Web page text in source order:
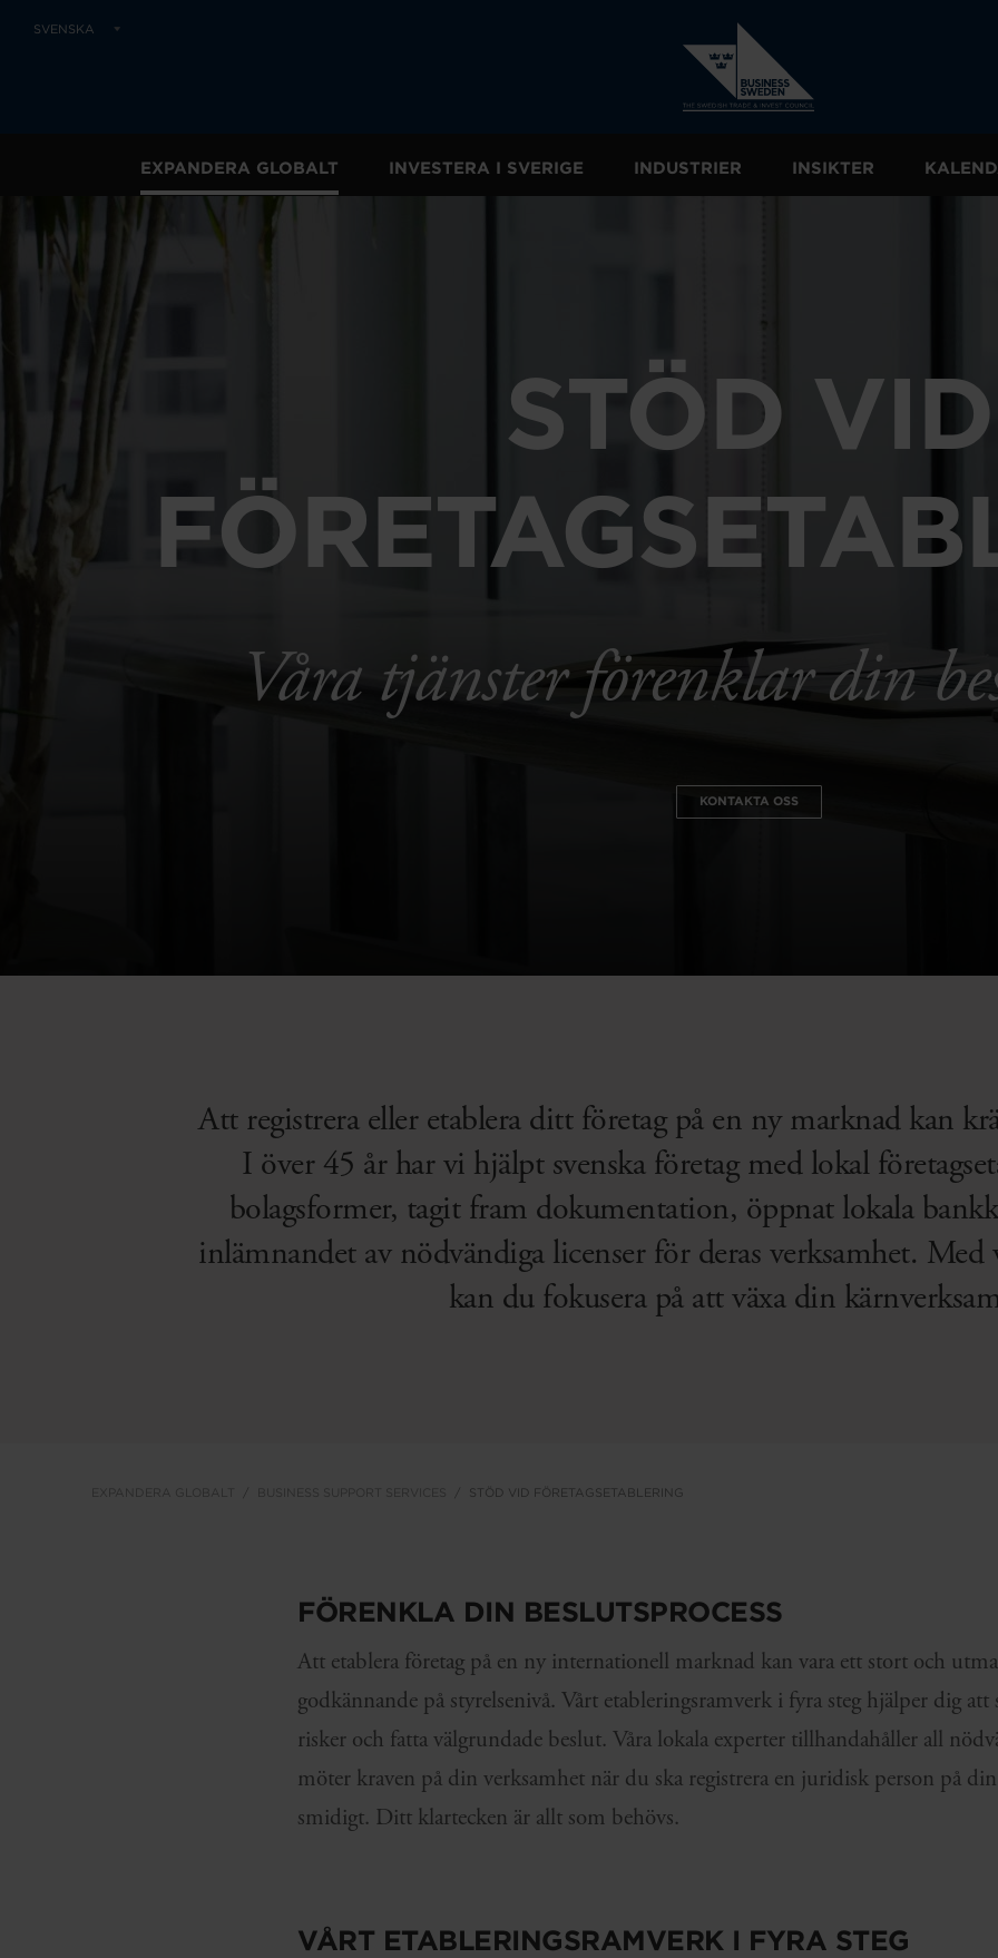
SVENSKA
EXPANDERA GLOBALT INVESTERA I SVERIGE INDUSTRIER INSIKTER
STÖD VID
Våra tjänster förenklar din
KONTAKTA OSS
Att registrera eller etablera ditt företag på en ny marknad kan
I över 45 år har vi hjälpt svenska företag med lokal
bolagsformer, tagit fram dokumentation, öppnat lokala
inlämnandet av nödvändiga licenser för deras verksamhet. Med
kan du fokusera på att växa din
STÖD VID FÖRETAGSETABLERING
FÖRENKLA DIN BESLUTSPROCESS
Att etablera företag på en ny internationell marknad kan vara ett stort och
godkännande på styrelsenivå. Vårt etableringsramverk i fyra steg hjälper dig
risker och fatta välgrundade beslut. Våra lokala experter tillhandahåller all
möter kraven på din verksamhet när du ska registrera en juridisk person på
smidigt. Ditt klartecken är allt som behövs.
VÅRT ETABLERINGSRAMVERK I FYRA STEG